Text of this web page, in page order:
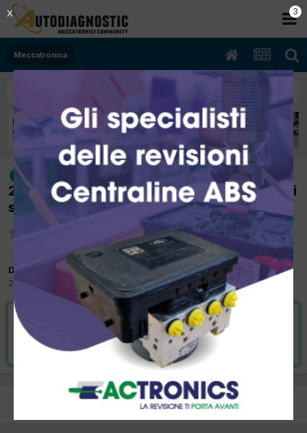
Meccatronica
risolto
[fiat doblo 02/2002 1.200cc
223a5000 48Kw Benzina] quando riscalda si
spegne
Da andreatec
24 Aprile 2012
in Meccatronica
VAI ALLA SOLUZIONE
Risolta da andreatec, 5 Maggio 2012
Pagina 1 di 2
2
X